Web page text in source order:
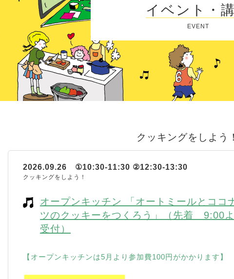
イベント・
EVENT
クッキングをしよう
オープンキッチン 「オートミールとココ
ツのクッキーをつくろう」（先着 9:00
受付）
2026.09.26 ①10:30-11:30 ②12:30-13:30
クッキングをしよう！
【オープンキッチンは5月より参加費100円がかかります】